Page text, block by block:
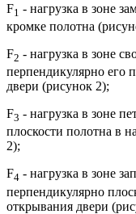
F1 - нагрузка в зоне
кромке полотна
F2 - нагрузка в зоне
перпендикулярно его
двери (рисунок 2);
F3 - нагрузка в зоне
плоскости полотна в
2);
F4 - нагрузка в зоне
перпендикулярно
открывания двери